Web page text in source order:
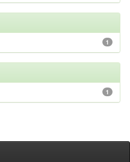
1
1